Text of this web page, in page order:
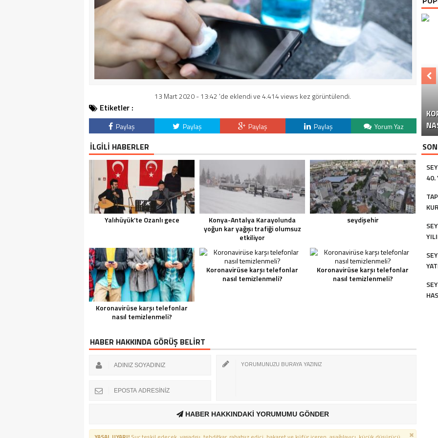
13 Mart 2020 - 13:42 'de eklendi ve 4.414 views kez görüntülendi.
Etiketler :
Paylaş Paylaş Paylaş Paylaş Yorum Yaz
İLGİLİ HABERLER
Yalıhüyük’te Ozanlı gece
Konya-Antalya Karayolunda
yoğun kar yağışı trafiği olumsuz
etkiliyor
seydişehir
Koronavirüse karşı telefonlar
nasıl temizlenmeli?
Koronavirüse karşı telefonlar
nasıl temizlenmeli?
Koronavirüse karşı telefonlar
nasıl temizlenmeli?
HABER HAKKINDA GÖRÜŞ BELİRT
HABER HAKKINDAKİ YORUMUMU GÖNDER
40.